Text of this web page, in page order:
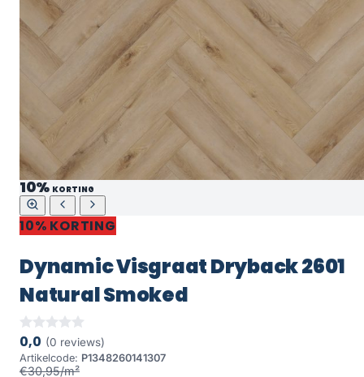
10% KORTING
10% KORTING
Dynamic Visgraat Dryback 2601
Natural Smoked
0,0 (0 reviews)
Artikelcode: P1348260141307
€30,95/m²